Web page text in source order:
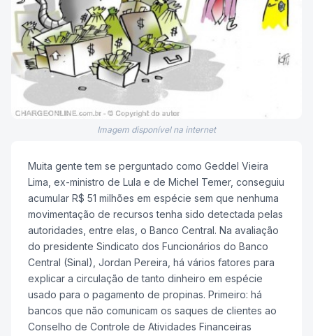
Imagem disponível na internet
Muita gente tem se perguntado como Geddel Vieira
Lima, ex-ministro de Lula e de Michel Temer, conseguiu
acumular R$ 51 milhões em espécie sem que nenhuma
movimentação de recursos tenha sido detectada pelas
autoridades, entre elas, o Banco Central. Na avaliação
do presidente Sindicato dos Funcionários do Banco
Central (Sinal), Jordan Pereira, há vários fatores para
explicar a circulação de tanto dinheiro em espécie
usado para o pagamento de propinas. Primeiro: há
bancos que não comunicam os saques de clientes ao
Conselho de Controle de Atividades Financeiras